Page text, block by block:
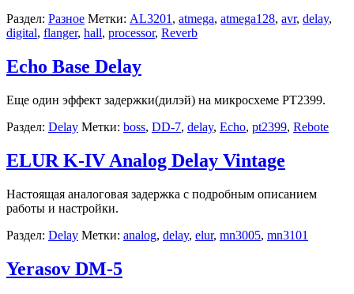
Раздел: Разное Метки: AL3201 , atmega, atmega128, avr, delay,
digital, flanger, hall, processor, Reverb
Echo Base Delay
Еще один эффект задержки(дилэй) на микросхеме PT2399.
Раздел: Delay Метки: boss, DD-7, delay, Echo, pt2399, Rebote
ELUR K-IV Analog Delay Vintage
Настоящая аналоговая задержка с подробным описанием
работы и настройки.
Раздел: Delay Метки: analog, delay, elur, mn3005, mn3101
Yerasov DM-5